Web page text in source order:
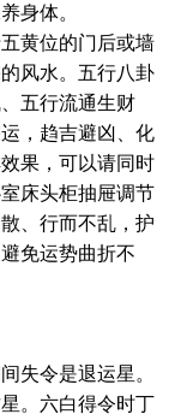
身体。
黄位的门后或墙
风水。五行八卦
五行流通生财
，趋吉避凶、化
果，可以请同时
床头柜抽屉调节
、行而不乱，护
免运势曲折不
失令是退运星。
。六白得令时丁